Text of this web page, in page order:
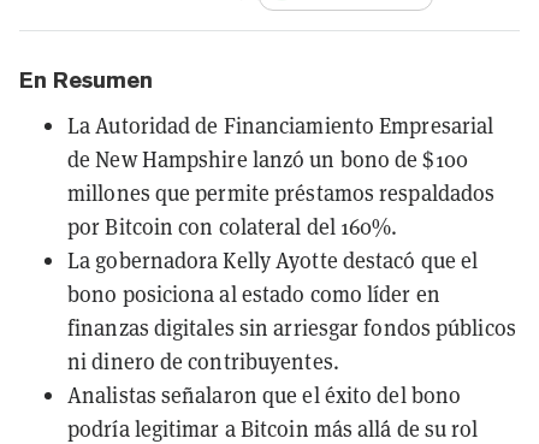
En Resumen
La Autoridad de Financiamiento Empresarial
de New Hampshire lanzó un bono de $100
millones que permite préstamos respaldados
por Bitcoin con colateral del 160%.
La gobernadora Kelly Ayotte destacó que el
bono posiciona al estado como líder en
finanzas digitales sin arriesgar fondos públicos
ni dinero de contribuyentes.
Analistas señalaron que el éxito del bono
podría legitimar a Bitcoin más allá de su rol